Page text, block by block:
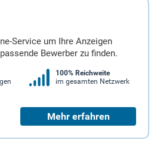
Service um Ihre Anzeigen
Bewerber zu finden.
100% Reichweite
im gesamten Netzwerk
Mehr erfahren